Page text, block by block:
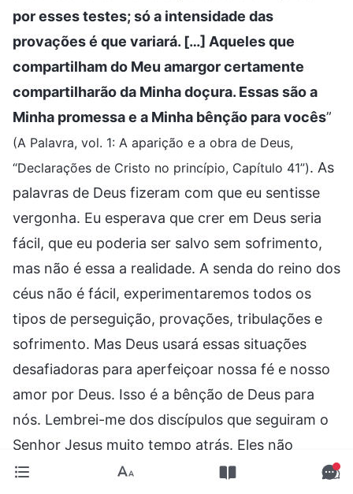
por esses testes; só a intensidade das
provações é que variará. […] Aqueles que
compartilham do Meu amargor certamente
compartilharão da Minha doçura. Essas são a
Minha promessa e a Minha bênção para vocês”
(A Palavra, vol. 1: A aparição e a obra de Deus,
“Declarações de Cristo no princípio, Capítulo 41”). As
palavras de Deus fizeram com que eu sentisse
vergonha. Eu esperava que crer em Deus seria
fácil, que eu poderia ser salvo sem sofrimento,
mas não é essa a realidade. A senda do reino dos
céus não é fácil, experimentaremos todos os
tipos de perseguição, provações, tribulações e
sofrimento. Mas Deus usará essas situações
desafiadoras para aperfeiçoar nossa fé e nosso
amor por Deus. Isso é a bênção de Deus para
nós. Lembrei-me dos discípulos que seguiram o
Senhor Jesus muito tempo atrás. Eles não
tinham ouvido tantas verdades, mas, quando